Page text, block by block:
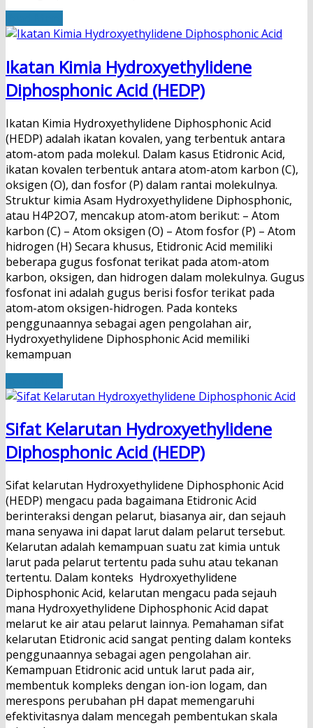
Ikatan Kimia Hydroxyethylidene
Diphosphonic Acid (HEDP)
Ikatan Kimia Hydroxyethylidene Diphosphonic Acid
(HEDP) adalah ikatan kovalen, yang terbentuk antara
atom-atom pada molekul. Dalam kasus Etidronic Acid,
ikatan kovalen terbentuk antara atom-atom karbon (C),
oksigen (O), dan fosfor (P) dalam rantai molekulnya.
Struktur kimia Asam Hydroxyethylidene Diphosphonic,
atau H4P2O7, mencakup atom-atom berikut: – Atom
karbon (C) – Atom oksigen (O) – Atom fosfor (P) – Atom
hidrogen (H) Secara khusus, Etidronic Acid memiliki
beberapa gugus fosfonat terikat pada atom-atom
karbon, oksigen, dan hidrogen dalam molekulnya. Gugus
fosfonat ini adalah gugus berisi fosfor terikat pada
atom-atom oksigen-hidrogen. Pada konteks
penggunaannya sebagai agen pengolahan air,
Hydroxyethylidene Diphosphonic Acid memiliki
kemampuan
Sifat Kelarutan Hydroxyethylidene
Diphosphonic Acid (HEDP)
Sifat kelarutan Hydroxyethylidene Diphosphonic Acid
(HEDP) mengacu pada bagaimana Etidronic Acid
berinteraksi dengan pelarut, biasanya air, dan sejauh
mana senyawa ini dapat larut dalam pelarut tersebut.
Kelarutan adalah kemampuan suatu zat kimia untuk
larut pada pelarut tertentu pada suhu atau tekanan
tertentu. Dalam konteks Hydroxyethylidene
Diphosphonic Acid, kelarutan mengacu pada sejauh
mana Hydroxyethylidene Diphosphonic Acid dapat
melarut ke air atau pelarut lainnya. Pemahaman sifat
kelarutan Etidronic acid sangat penting dalam konteks
penggunaannya sebagai agen pengolahan air.
Kemampuan Etidronic acid untuk larut pada air,
membentuk kompleks dengan ion-ion logam, dan
merespons perubahan pH dapat memengaruhi
efektivitasnya dalam mencegah pembentukan skala